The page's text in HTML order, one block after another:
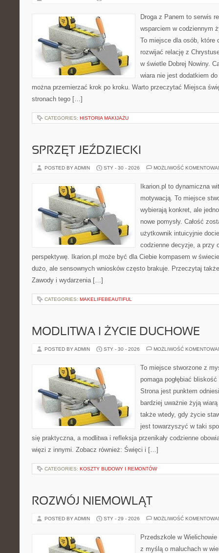
Droga z Panem to serwis
wsparciem w codziennym
To miejsce dla osób, które
rozwijać relację z
w świetle Dobrej Nowiny.
wiara nie jest dodatkiem
można przemierzać krok po kroku. Warto przeczytać Miejsca
stronach tego […]
CATEGORIES: HISTORIA MAKIJAŻU
SPRZĘT JEŹDZIECKI
POSTED BY ADMIN STY - 30 - 2026 MOŻLIWOŚĆ
Ikarion.pl to dynamiczna
motywacją. To miejsce
wybierają konkret, ale
nowe pomysły. Całość
użytkownik intuicyjnie
codzienne decyzje, a przy
perspektywę. Ikarion.pl może być dla Ciebie kompasem w
dużo, ale sensownych wniosków często brakuje. Przeczytaj
Zawody i wydarzenia […]
CATEGORIES: MAKELIFEBEAUTIFUL
MODLITWA I ŻYCIE DUCHOWE
POSTED BY ADMIN STY - 30 - 2026 MOŻLIWOŚĆ
To miejsce stworzone z
pomaga pogłębiać
Strona jest punktem
bardziej uważnie żyją
także wtedy, gdy życie
jest towarzyszyć w taki
się praktyczna, a modlitwa i refleksja przenikały codzienne
więzi z innymi. Zobacz również: Święci i […]
CATEGORIES: KOSZTY BUDOWY I REMONTÓW
ROZWÓJ NIEMOWLĄT
POSTED BY ADMIN STY - 29 - 2026 MOŻLIWOŚĆ
Przedszkole w
z myślą o maluchach w